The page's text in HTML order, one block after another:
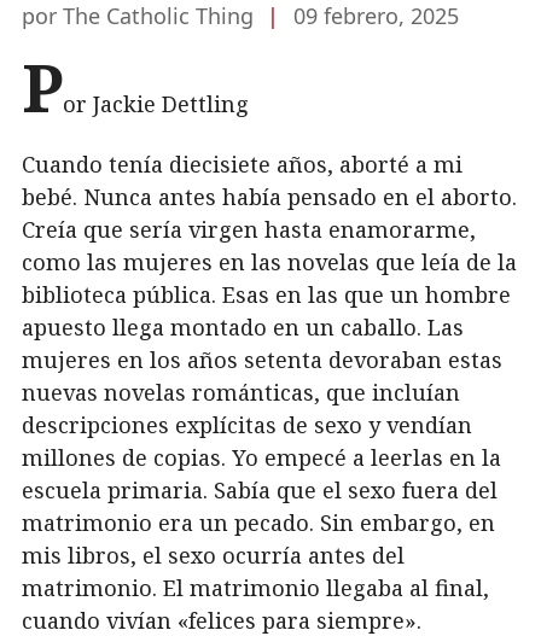
por The Catholic Thing | 09 febrero, 2025
Por Jackie Dettling
Cuando tenía diecisiete años, aborté a mi
bebé. Nunca antes había pensado en el aborto.
Creía que sería virgen hasta enamorarme,
como las mujeres en las novelas que leía de la
biblioteca pública. Esas en las que un hombre
apuesto llega montado en un caballo. Las
mujeres en los años setenta devoraban estas
nuevas novelas románticas, que incluían
descripciones explícitas de sexo y vendían
millones de copias. Yo empecé a leerlas en la
escuela primaria. Sabía que el sexo fuera del
matrimonio era un pecado. Sin embargo, en
mis libros, el sexo ocurría antes del
matrimonio. El matrimonio llegaba al final,
cuando vivían «felices para siempre».